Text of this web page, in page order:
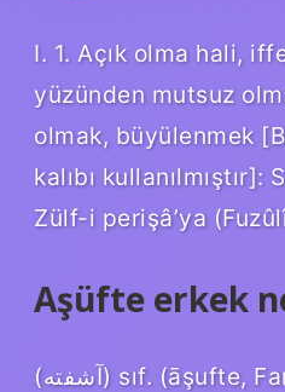
I. 1. Açık olma hali,
yüzünden mutsuz
olmak, büyülenmek
kalıbı kullanılmıştır]:
Zülf-i perişâ’ya
Aşüfte erkek
(ﺁﺷﻔﺘﻪ) sıf. (āşufte, Farsça āşuf